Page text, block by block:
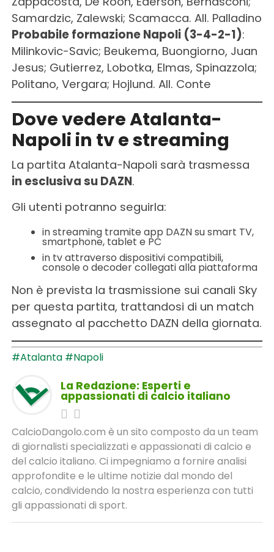
Samardzic, Zalewski; Scamacca. All. Palladino
Probabile formazione Napoli (3-4-2-1):
Milinkovic-Savic; Beukema, Buongiorno, Juan
Jesus; Gutierrez, Lobotka, Elmas, Spinazzola;
Politano, Vergara; Hojlund. All. Conte
Dove vedere Atalanta-
Napoli in tv e streaming
La partita Atalanta-Napoli sarà trasmessa
in esclusiva su DAZN.
Gli utenti potranno seguirla:
in streaming tramite app DAZN su smart TV,
smartphone, tablet e PC
in tv attraverso dispositivi compatibili,
console o decoder collegati alla piattaforma
Non è prevista la trasmissione sui canali Sky
per questa partita, trattandosi di un match
assegnato al pacchetto DAZN della giornata.
#Atalanta #Napoli
La Redazione: Esperti e
appassionati di calcio italiano
CalcioDangolo.com è un sito composto da un team
di giornalisti specializzati e appassionati di calcio e
del calcio italiano. Ci impegniamo a fornire analisi
approfondite e le ultime notizie dal mondo del
calcio, condividendo la nostra esperienza con tutti
gli appassionati di sport.